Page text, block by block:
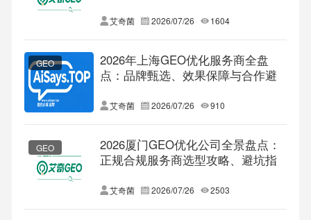
艾奇菌 2026/07/26 1604
GEO
2026年上海GEO优化服务商全盘
点：品牌甄选、效果保障与合作避
艾奇菌 2026/07/26 910
GEO
2026厦门GEO优化公司全景盘点：
正规合规服务商选型攻略、避坑指
艾奇菌 2026/07/26 2503